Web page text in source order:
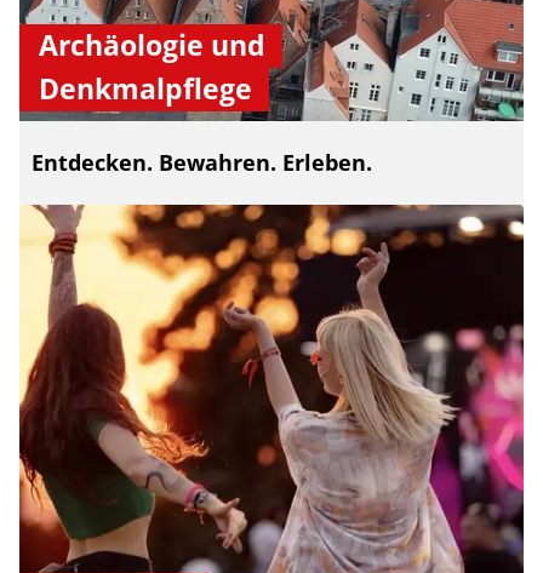
Archäologie und
Denkmalpflege
Entdecken. Bewahren. Erleben.